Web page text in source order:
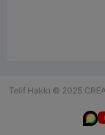
Telif Hakkı © 2025